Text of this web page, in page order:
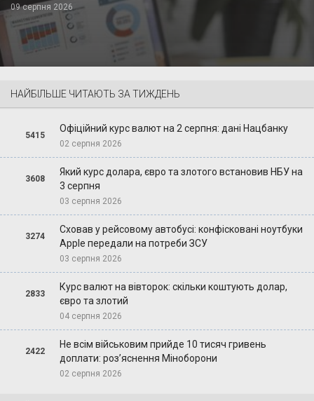
09 серпня 2026
НАЙБІЛЬШЕ ЧИТАЮТЬ ЗА ТИЖДЕНЬ
5415
Офіційний курс валют на 2 серпня: дані Нацбанку
02 серпня 2026
3608
Який курс долара, євро та злотого встановив НБУ на
3 серпня
03 серпня 2026
3274
Сховав у рейсовому автобусі: конфісковані ноутбуки
Apple передали на потреби ЗСУ
03 серпня 2026
2833
Курс валют на вівторок: скільки коштують долар,
євро та злотий
04 серпня 2026
2422
Не всім військовим прийде 10 тисяч гривень
доплати: роз’яснення Міноборони
02 серпня 2026